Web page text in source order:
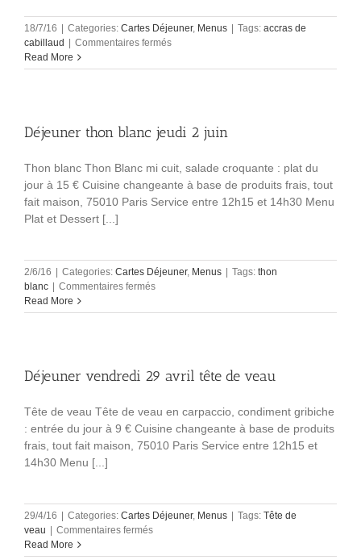
18/7/16 Categories: Cartes Déjeuner, Menus Tags: accras de
cabillaud
Commentaires ferméssur
accras
18
Read More
Déjeuner thon blanc jeudi 2 juin
Thon blanc Thon Blanc mi cuit, salade croquante : plat du
jour à 15 € Cuisine changeante à base de produits frais, tout
fait maison, 75010 Paris Service entre 12h15 et 14h30 Menu
Plat et Dessert [...]
2/6/16 Categories: Cartes Déjeuner, Menus Tags: thon
blanc
Commentaires ferméssur
thon
juin
Read More
Déjeuner vendredi 29 avril tête de veau
Tête de veau Tête de veau en carpaccio, condiment gribiche
: entrée du jour à 9 € Cuisine changeante à base de produits
frais, tout fait maison, 75010 Paris Service entre 12h15 et
14h30 Menu [...]
29/4/16 Categories: Cartes Déjeuner, Menus Tags: Tête de
veau
Commentaires ferméssur
Read More